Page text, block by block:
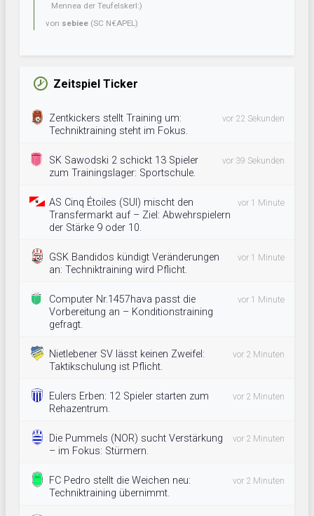
Mennea der Teufelskerl:)
von sebiee (SC N€APEL)
Zeitspiel Ticker
Zentkickers stellt Training um:
Techniktraining steht im Fokus.
vor 22 Sekunden
SK Sawodski 2 schickt 13 Spieler
zum Trainingslager: Sportschule.
vor 39 Sekunden
AS Cinq Étoiles (SUI) mischt den
Transfermarkt auf – Ziel: Abwehrspielern
der Stärke 9 oder 10.
vor 1 Minute
GSK Bandidos kündigt Veränderungen
an: Techniktraining wird Pflicht.
vor 1 Minute
Computer Nr.1457hava passt die
Vorbereitung an – Konditionstraining
gefragt.
vor 1 Minute
Nietlebener SV lässt keinen Zweifel:
Taktikschulung ist Pflicht.
vor 2 Minuten
Eulers Erben: 12 Spieler starten zum
Rehazentrum.
vor 2 Minuten
Die Pummels (NOR) sucht Verstärkung
– im Fokus: Stürmern.
vor 2 Minuten
FC Pedro stellt die Weichen neu:
Techniktraining übernimmt.
vor 2 Minuten